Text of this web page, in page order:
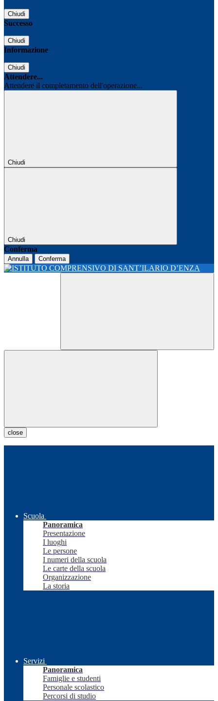
Chiudi
Successo
Chiudi
Informazione
Chiudi
Attendere...
Attendere il completamento dell'operazione...
Chiudi
Chiudi
Conferma
Annulla Conferma
close
Scuola
Panoramica
Presentazione
I luoghi
Le persone
I numeri della scuola
Le carte della scuola
Organizzazione
La storia
Servizi
Panoramica
Famiglie e studenti
Personale scolastico
Percorsi di studio